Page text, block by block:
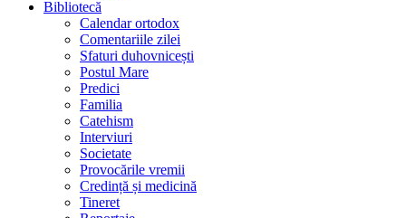
Bibliotecă
Calendar ortodox
Comentariile zilei
Sfaturi duhovnicești
Postul Mare
Predici
Familia
Catehism
Interviuri
Societate
Provocările vremii
Credință și medicină
Tineret